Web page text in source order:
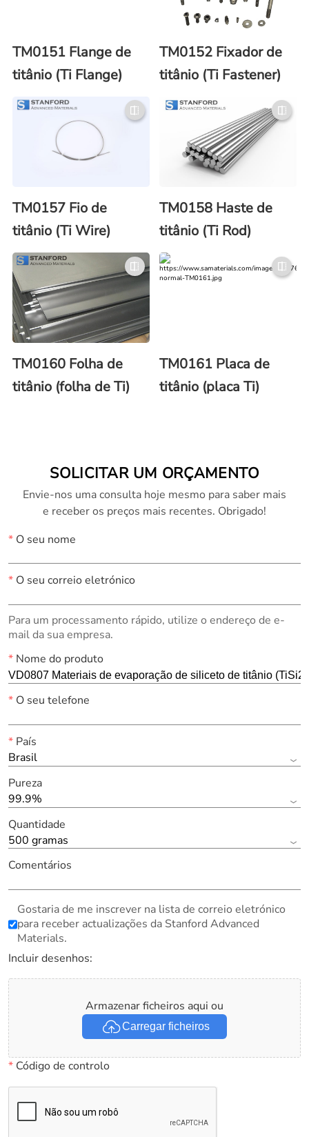
TM0151 Flange de
titânio (Ti Flange)
TM0152 Fixador de
titânio (Ti Fastener)
TM0157 Fio de
titânio (Ti Wire)
TM0158 Haste de
titânio (Ti Rod)
TM0160 Folha de
titânio (folha de Ti)
TM0161 Placa de
titânio (placa Ti)
SOLICITAR UM ORÇAMENTO
Envie-nos uma consulta hoje mesmo para saber mais
e receber os preços mais recentes. Obrigado!
*O seu nome
*O seu correio eletrónico
Para um processamento rápido, utilize o endereço de e-
mail da sua empresa.
*Nome do produto
*O seu telefone
*País
Brasil
Pureza
99.9%
Quantidade
500 gramas
Comentários
Gostaria de me inscrever na lista de correio eletrónico
para receber actualizações da Stanford Advanced
Materials.
Incluir desenhos:
Armazenar ficheiros aqui ou
Carregar ficheiros
*Código de controlo